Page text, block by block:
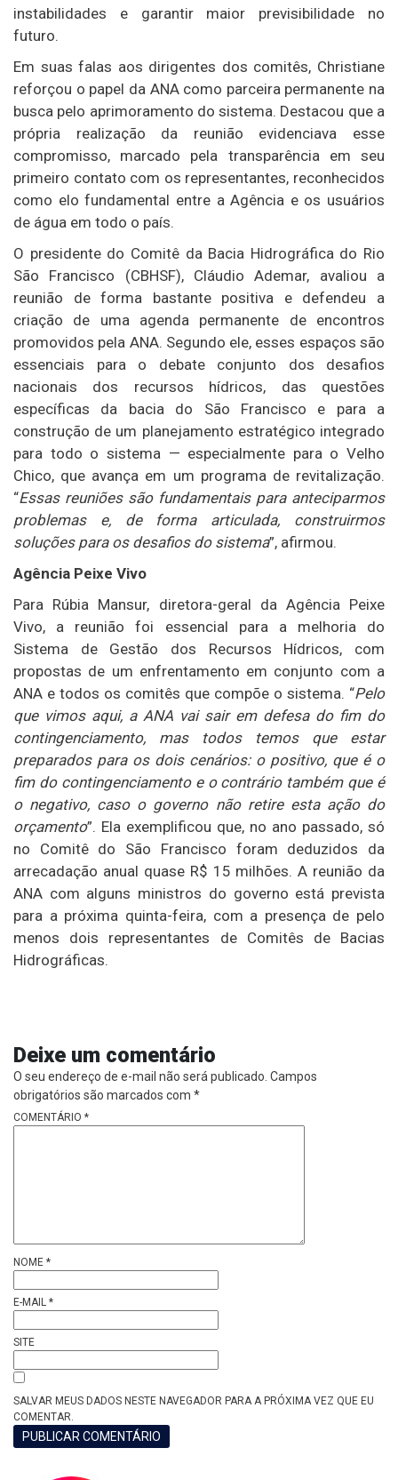
instabilidades e garantir maior previsibilidade no
futuro.
Em suas falas aos dirigentes dos comitês, Christiane
reforçou o papel da ANA como parceira permanente na
busca pelo aprimoramento do sistema. Destacou que a
própria realização da reunião evidenciava esse
compromisso, marcado pela transparência em seu
primeiro contato com os representantes, reconhecidos
como elo fundamental entre a Agência e os usuários
de água em todo o país.
O presidente do Comitê da Bacia Hidrográfica do Rio
São Francisco (CBHSF), Cláudio Ademar, avaliou a
reunião de forma bastante positiva e defendeu a
criação de uma agenda permanente de encontros
promovidos pela ANA. Segundo ele, esses espaços são
essenciais para o debate conjunto dos desafios
nacionais dos recursos hídricos, das questões
específicas da bacia do São Francisco e para a
construção de um planejamento estratégico integrado
para todo o sistema — especialmente para o Velho
Chico, que avança em um programa de revitalização.
“Essas reuniões são fundamentais para anteciparmos
problemas e, de forma articulada, construirmos
soluções para os desafios do sistema”, afirmou.
Agência Peixe Vivo
Para Rúbia Mansur, diretora-geral da Agência Peixe
Vivo, a reunião foi essencial para a melhoria do
Sistema de Gestão dos Recursos Hídricos, com
propostas de um enfrentamento em conjunto com a
ANA e todos os comitês que compõe o sistema. “Pelo
que vimos aqui, a ANA vai sair em defesa do fim do
contingenciamento, mas todos temos que estar
preparados para os dois cenários: o positivo, que é o
fim do contingenciamento e o contrário também que é
o negativo, caso o governo não retire esta ação do
orçamento”. Ela exemplificou que, no ano passado, só
no Comitê do São Francisco foram deduzidos da
arrecadação anual quase R$ 15 milhões. A reunião da
ANA com alguns ministros do governo está prevista
para a próxima quinta-feira, com a presença de pelo
menos dois representantes de Comitês de Bacias
Hidrográficas.
Deixe um comentário
O seu endereço de e-mail não será publicado. Campos
obrigatórios são marcados com *
COMENTÁRIO *
NOME *
E-MAIL *
SITE
SALVAR MEUS DADOS NESTE NAVEGADOR PARA A PRÓXIMA VEZ QUE EU
COMENTAR.